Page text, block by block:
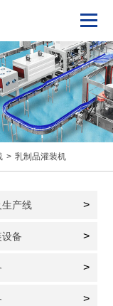
> 乳制品灌装机
生产线 >
备 >
>
>